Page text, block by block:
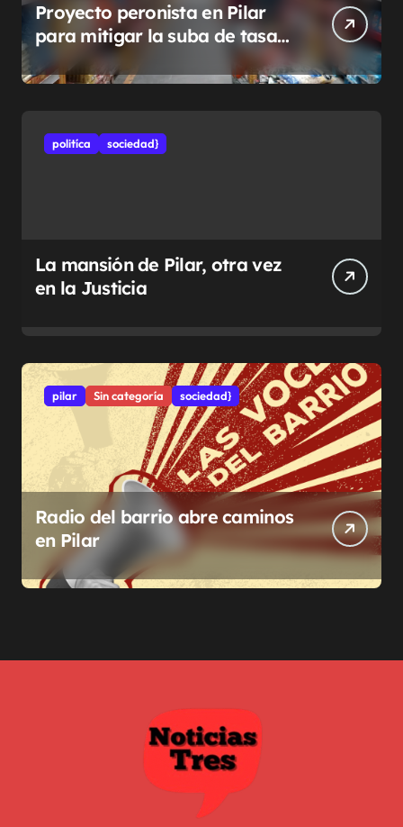
Proyecto peronista en Pilar
para mitigar la suba de tasas
municipales
politíca sociedad}
La mansión de Pilar, otra vez
en la Justicia
pilar Sin categoría sociedad}
Radio del barrio abre caminos
en Pilar